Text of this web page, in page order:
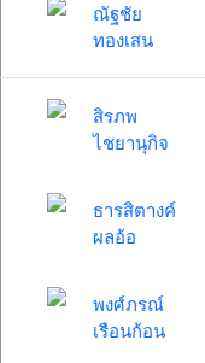
ณัฐชัย
ทองเสน
สิรภพ
ไชยานุกิจ
ธารสิตางค์
ผลอ้อ
พงศ์ภรณ์
เรือนก้อน